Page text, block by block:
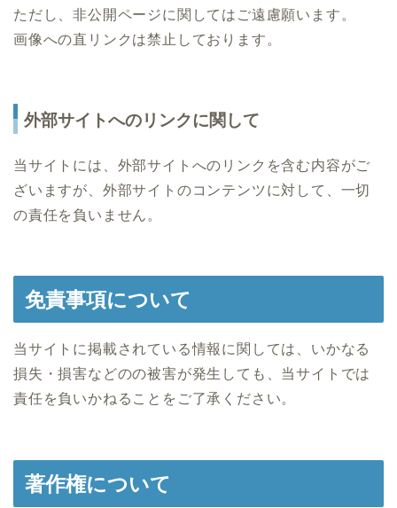
ただし、非公開ページに関してはご遠慮願います。
画像への直リンクは禁止しております。
外部サイトへのリンクに関して
当サイトには、外部サイトへのリンクを含む内容がご
ざいますが、外部サイトのコンテンツに対して、一切
の責任を負いません。
免責事項について
当サイトに掲載されている情報に関しては、いかなる
損失・損害などのの被害が発生しても、当サイトでは
責任を負いかねることをご了承ください。
著作権について